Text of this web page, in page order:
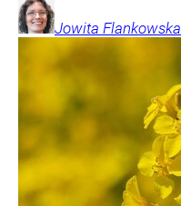
Jowita Flankowska